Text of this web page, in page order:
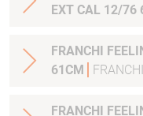
EXT CAL 12/76
FRANCHI
61CM
FRANCHI
FRANCHI